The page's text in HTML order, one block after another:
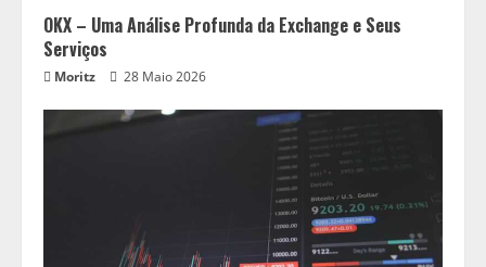
OKX – Uma Análise Profunda da Exchange e Seus
Serviços
Moritz 28 Maio 2026